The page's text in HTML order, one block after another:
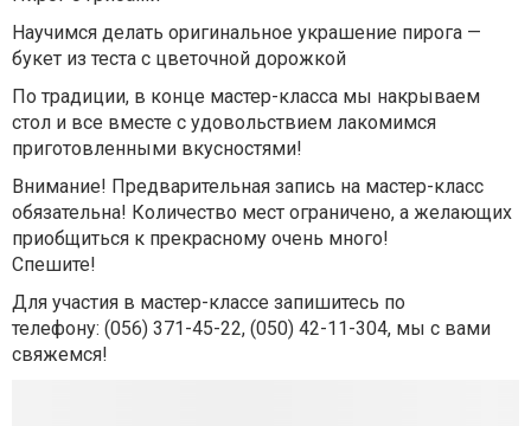
Научимся делать оригинальное украшение пирога —
букет из теста с цветочной дорожкой
По традиции, в конце мастер-класса мы накрываем
стол и все вместе с удовольствием лакомимся
приготовленными вкусностями!
Внимание! Предварительная запись на мастер-класс
обязательна! Количество мест ограничено, а желающих
приобщиться к прекрасному очень много!
Спешите!
Для участия в мастер-классе запишитесь по
телефону: (056) 371-45-22, (050) 42-11-304, мы с вами
свяжемся!